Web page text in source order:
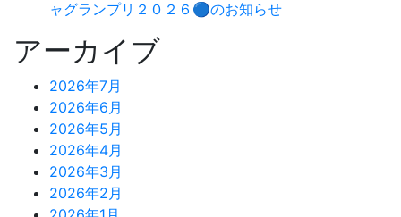
ャグランプリ２０２６🔵のお知らせ
アーカイブ
2026年7月
2026年6月
2026年5月
2026年4月
2026年3月
2026年2月